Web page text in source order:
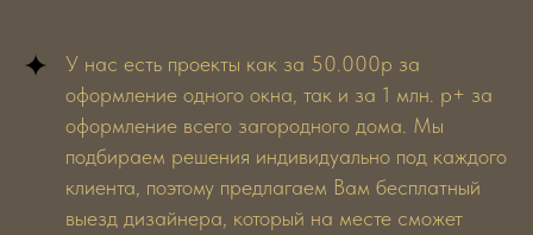
У нас есть проекты как за 50.000р за
оформление одного окна, так и за 1 млн. р+ за
оформление всего загородного дома. Мы
подбираем решения индивидуально под каждого
клиента, поэтому предлагаем Вам бесплатный
выезд дизайнера, который на месте сможет